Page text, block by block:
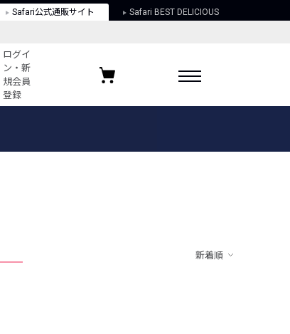
Safari公式通販サイト Safari BEST DELICIOUS
ログイ
ン・新
規会員
登録
お気に入りブランド
新着順